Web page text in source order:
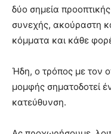
δύο σημεία
συνεχής, ακούραστη
κόμματα και κάθε
Ήδη, ο τρόπος με τον
μομφής σηματοδοτεί
κατεύθυνση.